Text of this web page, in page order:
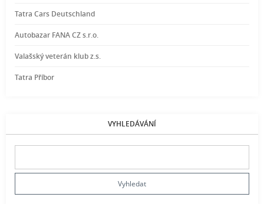
Tatra Cars Deutschland
Autobazar FANA CZ s.r.o.
Valašský veterán klub z.s.
Tatra Příbor
VYHLEDÁVÁNÍ